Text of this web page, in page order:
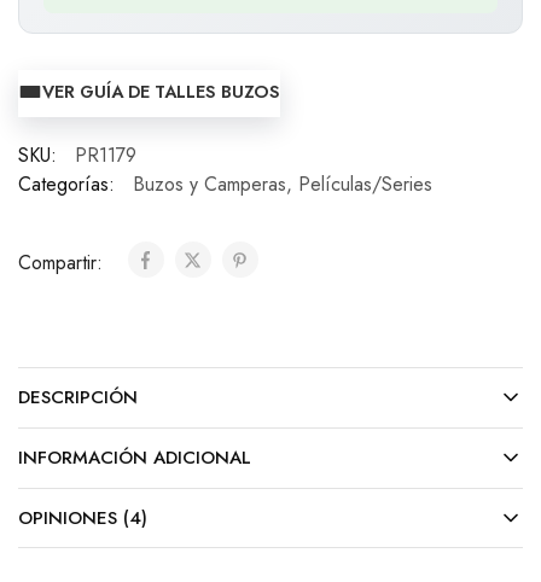
VER GUÍA DE TALLES BUZOS
SKU:
PR1179
Categorías:
Buzos y Camperas, Películas/Series
Compartir:
DESCRIPCIÓN
INFORMACIÓN ADICIONAL
OPINIONES (4)